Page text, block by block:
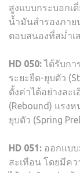
สูงแบบกระบอกเ
น้ำมันสำรองภาย
ตอบสนองที่สม่ำ
HD 050:ได้รับกา
ระยะยืด-ยุบตัว
ตั้งค่าได้อย่างละ
(Rebound) แรง
ยุบตัว (Spring
HD 051: ออกแบบ
สะเทือน โดยมีค